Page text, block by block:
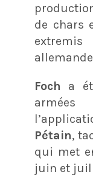
de chars
Foch a
Pétain,
qui met
juin et